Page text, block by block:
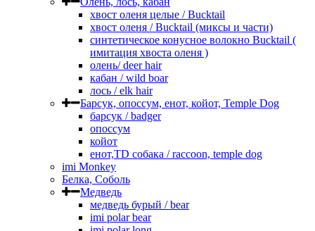
хвост оленя целые / Bucktail
хвост оленя / Bucktail (миксы и части)
синтетическое конусное волокно Bucktail (
имитация хвоста оленя )
олень/ deer hair
кабан / wild boar
лось / elk hair
Барсук, опоссум, енот, койот, Temple Dog
барсук / badger
опоссум
койот
енот,TD собака / raccoon, temple dog
imi Monkey
Белка, Соболь
Медведь
медведь бурый / bear
imi polar bear